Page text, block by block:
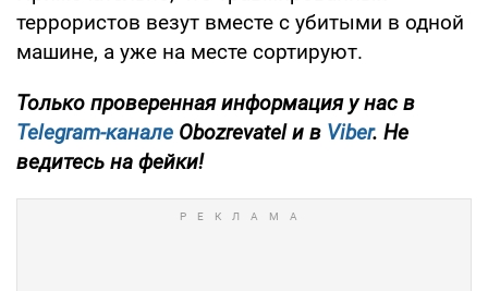
террористов везут вместе с убитыми в одной
машине, а уже на месте сортируют.
Только проверенная информация у нас в
Telegram-канале Obozrevatel и в Viber. Не
ведитесь на фейки!